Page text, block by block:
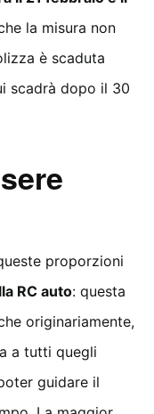
la misura non
è scaduta
scadrà dopo il 30
proporzioni
RC auto: questa
originariamente,
a tutti quegli
guidare il